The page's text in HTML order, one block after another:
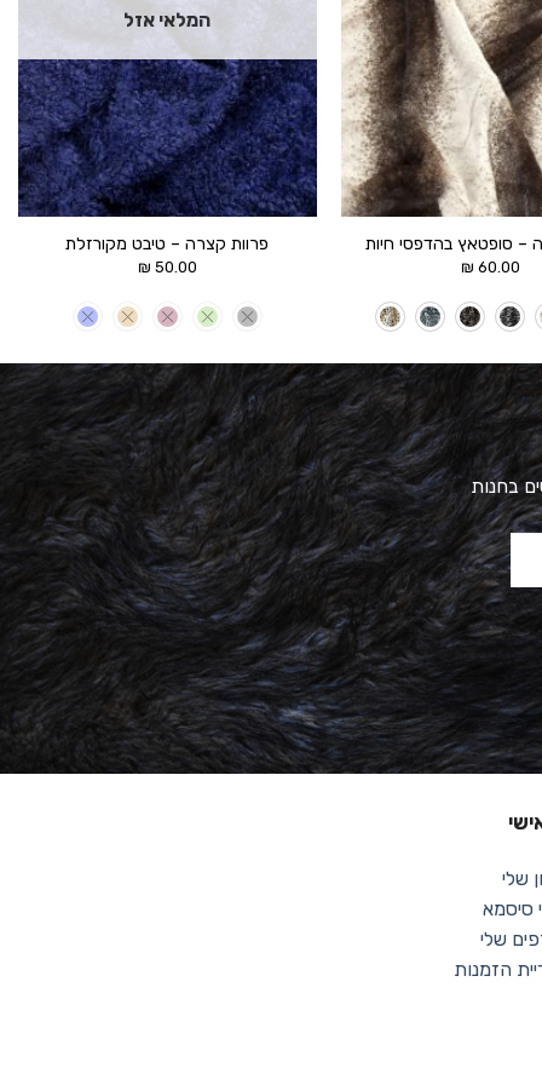
– סופטאץ בהדפסי חיות
60.00
₪
המלאי אזל
פרוות קצרה – טיבט מקורזלת
50.00
₪
בחנות
שלי
סיסמא
שלי
הזמנות